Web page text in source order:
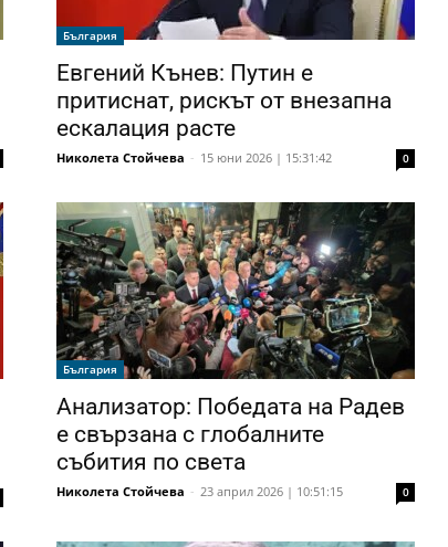
България
Евгений Кънев: Путин е
притиснат, рискът от внезапна
ескалация расте
Николета Стойчева - 15 юни 2026 | 15:31:42 0
България
Анализатор: Победата на Радев
е свързана с глобалните
събития по света
Николета Стойчева - 23 април 2026 | 10:51:15 0